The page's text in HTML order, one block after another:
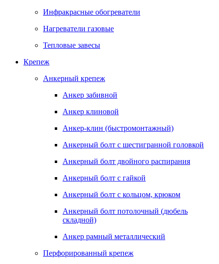
Инфракрасные обогреватели
Нагреватели газовые
Тепловые завесы
Крепеж
Анкерный крепеж
Анкер забивной
Анкер клиновой
Анкер-клин (быстромонтажный)
Анкерный болт с шестигранной головкой
Анкерный болт двойного распирания
Анкерный болт с гайкой
Анкерный болт с кольцом, крюком
Анкерный болт потолочный (дюбель
складной)
Анкер рамный металлический
Перфорированный крепеж